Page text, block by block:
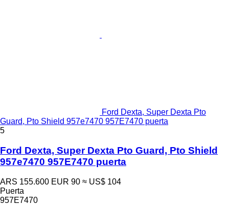
Ford Dexta, Super Dexta Pto
Guard, Pto Shield 957e7470 957E7470 puerta
5
Ford Dexta, Super Dexta Pto Guard, Pto Shield
957e7470 957E7470 puerta
ARS 155.600 EUR 90 ≈ US$ 104
Puerta
957E7470